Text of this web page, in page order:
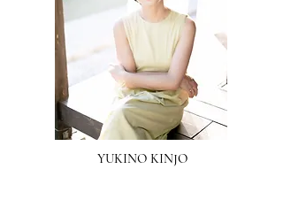
YUKINO KINJO